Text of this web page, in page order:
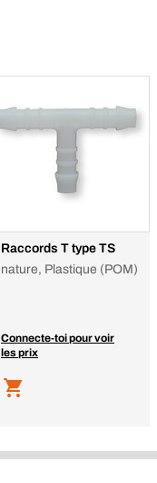
Raccords T type TS
nature, Plastique (POM)
Connecte-toi pour voir
les prix